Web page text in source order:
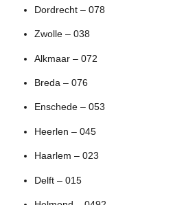
Dordrecht – 078
Zwolle – 038
Alkmaar – 072
Breda – 076
Enschede – 053
Heerlen – 045
Haarlem – 023
Delft – 015